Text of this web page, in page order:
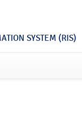
SYSTEM (RIS)